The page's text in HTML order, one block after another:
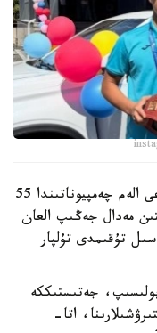
باكۋدە وتكەن جاسوسپىرىمدەر اراسىنداعى الەم چەمپيوناتىندا 55
مەدال جەڭىپ العان
تۇقىمدى تۇلپار
جەتىستىككە
اتا-